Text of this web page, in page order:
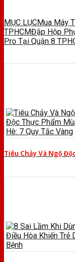
MỤC LỤCMua Máy
TPHCMĐập Hộp
Pro Tại Quận 8
Tiêu Chảy Và Ngộ